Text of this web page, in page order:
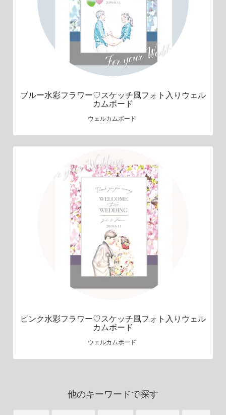
ブルー水彩フラワー♡スケッチ風フォト入りウェル
カムボード
ウェルカムボード
ピンク水彩フラワー♡スケッチ風フォト入りウェル
カムボード
ウェルカムボード
他のキーワードで探す